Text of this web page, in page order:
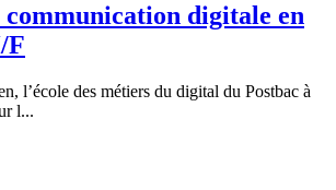
communication digitale en
F
l’école des métiers du digital du Postbac à
l...